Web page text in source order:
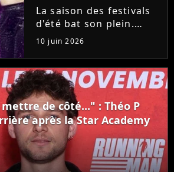
La saison des festivals
d'été bat son plein.
Avant sa venue à
Solidays ou aux
Francofolies, cette
chanteuse phare de la
pop francophone fait
une annonce de taille :
une fois sa tournée...
10 juin 2026
de côté..." : Théo P
après la Star Academy